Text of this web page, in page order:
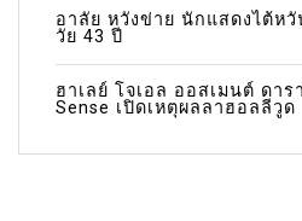
อาลัย หวังข่าย นักแสดงไต้ห
วัย 43 ปี
ฮาเลย์ โจเอล ออสเมนต์ ดาร
Sense เปิดเหตุผลลาฮอลลีวูด